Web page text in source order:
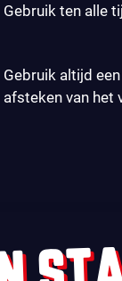
Gebruik ten alle
Gebruik altijd
afsteken van het